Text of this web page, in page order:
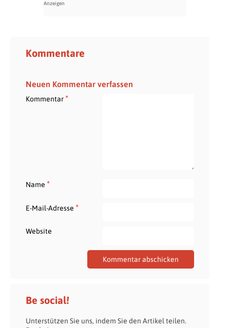
Kommentare
Neuen Kommentar verfassen
Kommentar*
Name *
E-Mail-Adresse *
Website
Be social!
Unterstützen Sie uns, indem Sie den Artikel teilen.